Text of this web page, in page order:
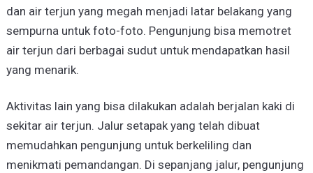
dan air terjun yang megah menjadi latar belakang yang
sempurna untuk foto-foto. Pengunjung bisa memotret
air terjun dari berbagai sudut untuk mendapatkan hasil
yang menarik.
Aktivitas lain yang bisa dilakukan adalah berjalan kaki di
sekitar air terjun. Jalur setapak yang telah dibuat
memudahkan pengunjung untuk berkeliling dan
menikmati pemandangan. Di sepanjang jalur, pengunjung